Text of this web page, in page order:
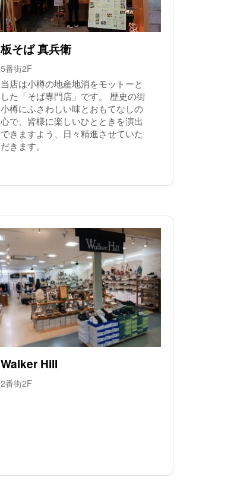
板そば 真兵衛
5番街2F
当店は小樽の地産地消をモットーと
した「そば専門店」です。 歴史の街
小樽にふさわしい味とおもてなしの
心で、皆様に楽しいひとときを演出
できますよう、日々精進させていた
だきます。
Walker Hill
2番街2F